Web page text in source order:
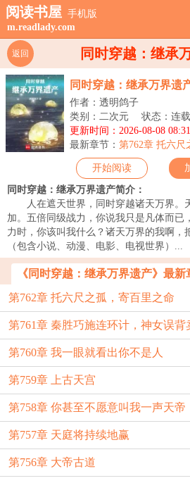
阅读书屋 手机版
m.readlady.com
同时穿越：继承
返回
同时穿越：继承万界遗
作者：透明鸽子
类别：二次元
状态：连
更新时间：2026-08-08
最新章节： 第762章 托六尺
开始阅读
同时穿越：继承万界遗产简介：
人在遮天世界，同时穿越诸天万界。
加。五倍同级战力，你说我只是凡体而已
力时，你该叫我什么？诸天万界的我啊，
（包含小说、动漫、电影、电视世界）...
《同时穿越：继承万界遗产》最新
第762章 托六尺之孤，寄百里之命
第761章 秦胜巧施连环计，神女误背
第760章 我一眼就看出你不是人
第759章 上古天宫
第758章 你甚至不愿意叫我一声天帝
第757章 天庭将持续地赢
第756章 大帝古道